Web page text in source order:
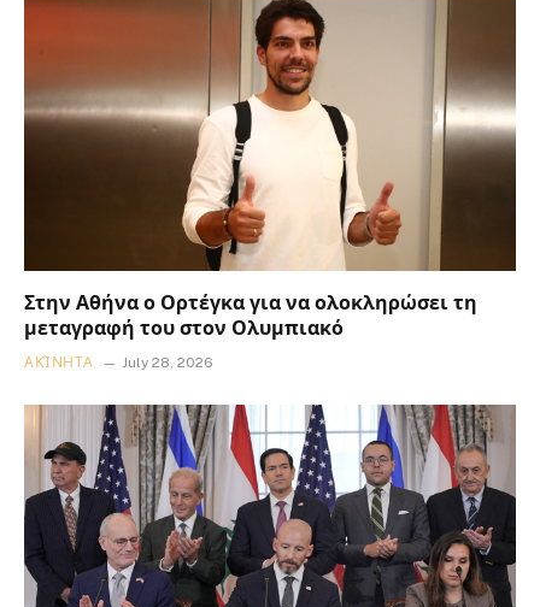
Στην Αθήνα ο Ορτέγκα για να ολοκληρώσει τη
μεταγραφή του στον Ολυμπιακό
ΑΚΊΝΗΤΑ July 28, 2026